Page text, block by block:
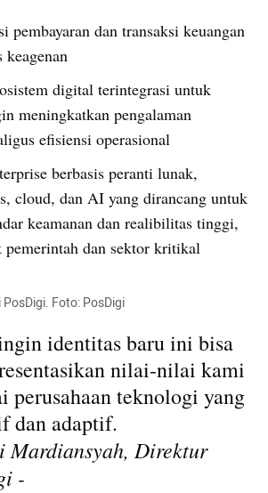
pembayaran dan transaksi keuangan
digital terintegrasi untuk
meningkatkan pengalaman
efisiensi operasional
berbasis peranti lunak,
cloud, dan AI yang dirancang untuk
keamanan dan realibilitas tinggi,
pemerintah dan sektor kritikal
Foto: PosDigi
identitas baru ini bisa
nilai-nilai kami
perusahaan teknologi yang
dan adaptif.
Mardiansyah, Direktur
-